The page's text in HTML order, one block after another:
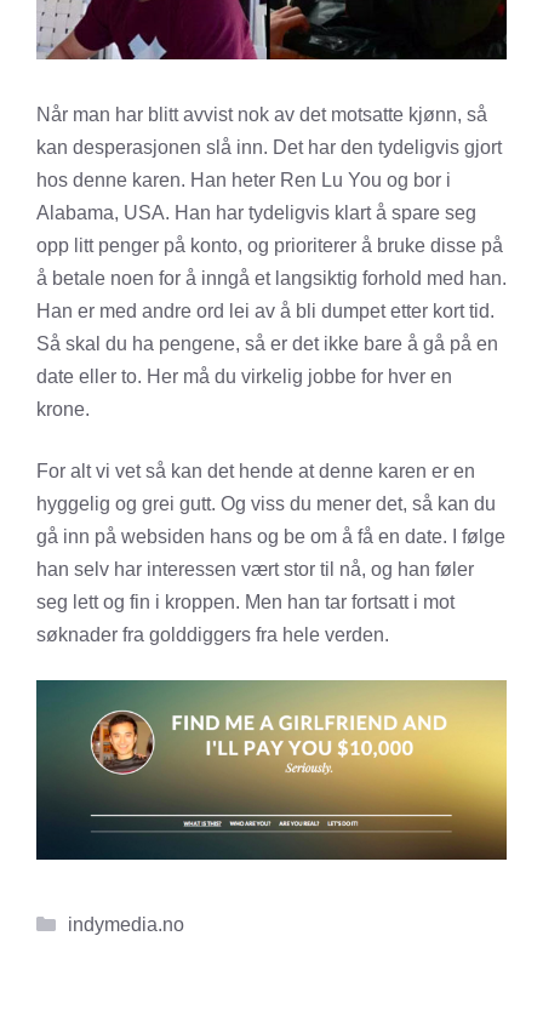
Når man har blitt avvist nok av det motsatte kjønn, så
kan desperasjonen slå inn. Det har den tydeligvis gjort
hos denne karen. Han heter Ren Lu You og bor i
Alabama, USA. Han har tydeligvis klart å spare seg
opp litt penger på konto, og prioriterer å bruke disse på
å betale noen for å inngå et langsiktig forhold med han.
Han er med andre ord lei av å bli dumpet etter kort tid.
Så skal du ha pengene, så er det ikke bare å gå på en
date eller to. Her må du virkelig jobbe for hver en
krone.
For alt vi vet så kan det hende at denne karen er en
hyggelig og grei gutt. Og viss du mener det, så kan du
gå inn på websiden hans og be om å få en date. I følge
han selv har interessen vært stor til nå, og han føler
seg lett og fin i kroppen. Men han tar fortsatt i mot
søknader fra golddiggers fra hele verden.
Kategorier
indymedia.no